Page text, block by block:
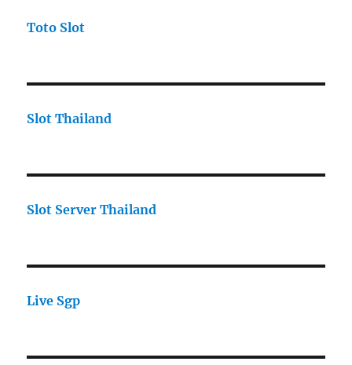
Toto Slot
Slot Thailand
Slot Server Thailand
Live Sgp